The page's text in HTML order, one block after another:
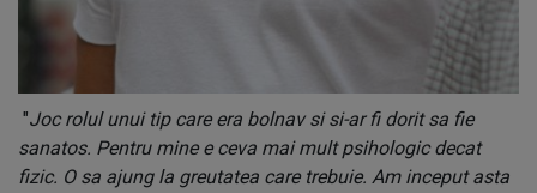
"Joc rolul unui tip care era bolnav si si-ar fi dorit sa fie
sanatos. Pentru mine e ceva mai mult psihologic decat
fizic. O sa ajung la greutatea care trebuie. Am inceput asta